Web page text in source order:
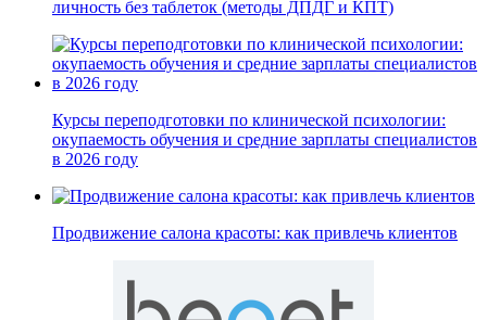
личность без таблеток (методы ДПДГ и КПТ)
Курсы переподготовки по клинической психологии:
окупаемость обучения и средние зарплаты специалистов
в 2026 году
Продвижение салона красоты: как привлечь клиентов